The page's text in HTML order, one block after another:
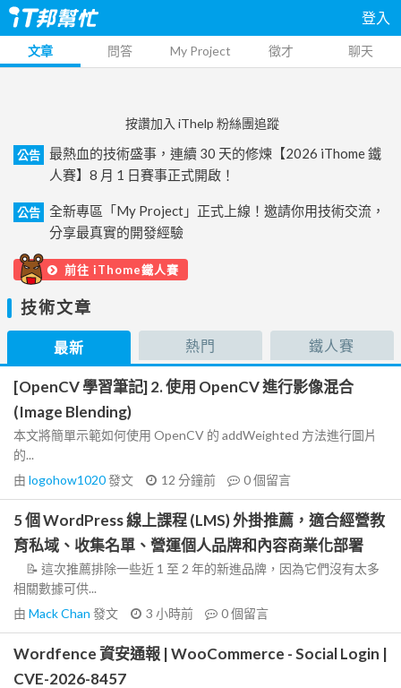
登入
文章 問答 My Project 徵才 聊天
按讚加入 iThelp 粉絲團追蹤
公告
最熱血的技術盛事，連續 30 天的修煉【2026 iThome 鐵
人賽】8 月 1 日賽事正式開啟！
公告
全新專區「My Project」正式上線！邀請你用技術交流，
分享最真實的開發經驗
前往 iThome鐵人賽
技術文章
最新 熱門 鐵人賽
[OpenCV 學習筆記] 2. 使用 OpenCV 進行影像混合
(Image Blending)
本文將簡單示範如何使用 OpenCV 的 addWeighted 方法進行圖片
的...
由 logohow1020發文 12 分鐘前 0個留言
5 個 WordPress 線上課程 (LMS) 外掛推薦，適合經營教
育私域、收集名單、營運個人品牌和內容商業化部署
📝 這次推薦排除一些近 1 至 2 年的新進品牌，因為它們沒有太多
相關數據可供...
由 Mack Chan 發文 3 小時前 0個留言
Wordfence 資安通報 | WooCommerce - Social Login |
CVE-2026-8457